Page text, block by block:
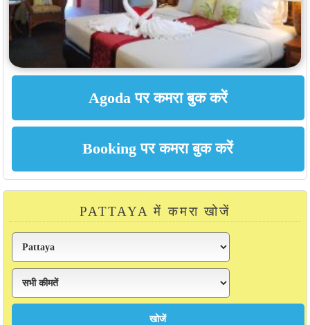
PATTAYA में कमरा खोजें